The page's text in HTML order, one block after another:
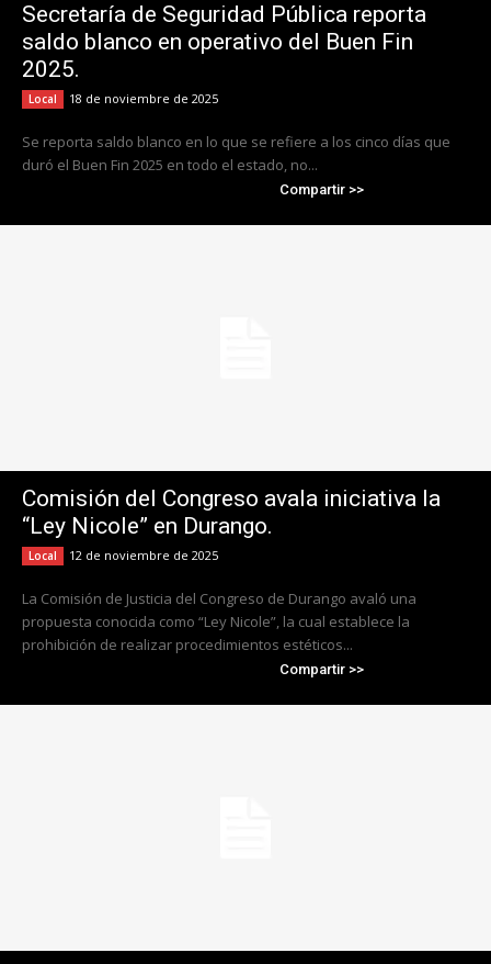
Secretaría de Seguridad Pública reporta
saldo blanco en operativo del Buen Fin
2025.
Local 18 de noviembre de 2025
Se reporta saldo blanco en lo que se refiere a los cinco días que
duró el Buen Fin 2025 en todo el estado, no...
Compartir >>
Comisión del Congreso avala iniciativa la
“Ley Nicole” en Durango.
Local 12 de noviembre de 2025
La Comisión de Justicia del Congreso de Durango avaló una
propuesta conocida como “Ley Nicole”, la cual establece la
prohibición de realizar procedimientos estéticos...
Compartir >>